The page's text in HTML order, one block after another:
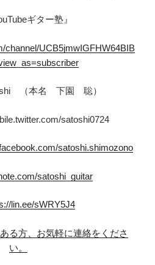
ギター塾』
channel/UCB5jmwIGFHW64BIB
（本名 下園 聡）
satoshi0724
satoshi.shimozono
satoshi_guitar
lin.ee/sWRY5J4
る方、お気軽に連絡をくださ
い。